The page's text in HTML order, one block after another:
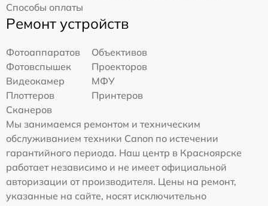
Способы оплаты
Ремонт устройств
Фотоаппаратов
Объективов
Фотовспышек
Проекторов
Видеокамер
МФУ
Плоттеров
Принтеров
Сканеров
Мы занимаемся ремонтом и техническим
обслуживанием техники Canon по истечении
гарантийного периода. Наш центр в Красноярске
работает независимо и не имеет официальной
авторизации от производителя. Цены на ремонт,
указанные на сайте, носят исключительно